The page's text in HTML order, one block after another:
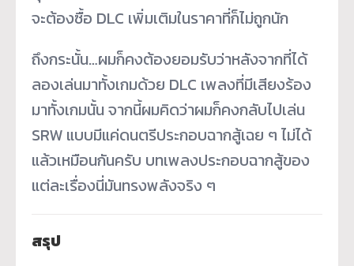
จะต้องซื้อ DLC เพิ่มเติมในราคาที่ก็ไม่ถูกนัก
ถึงกระนั้น…ผมก็คงต้องยอมรับว่าหลังจากที่ได้
ลองเล่นมาทั้งเกมด้วย DLC เพลงที่มีเสียงร้อง
มาทั้งเกมนั้น จากนี้ผมคิดว่าผมก็คงกลับไปเล่น
SRW แบบมีแค่ดนตรีประกอบฉากสู้เฉย ๆ ไม่ได้
แล้วเหมือนกันครับ บทเพลงประกอบฉากสู้ของ
แต่ละเรื่องนี่มันทรงพลังจริง ๆ
สรุป